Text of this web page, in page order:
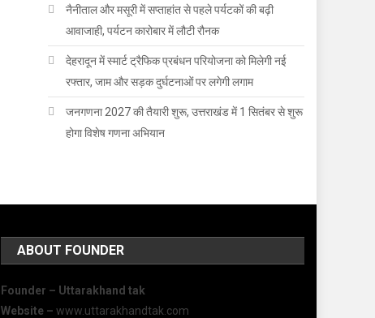
नैनीताल और मसूरी में सप्ताहांत से पहले पर्यटकों की बढ़ी
आवाजाही, पर्यटन कारोबार में लौटी रौनक
देहरादून में स्मार्ट ट्रैफिक प्रबंधन परियोजना को मिलेगी नई
रफ्तार, जाम और सड़क दुर्घटनाओं पर लगेगी लगाम
जनगणना 2027 की तैयारी शुरू, उत्तराखंड में 1 सितंबर से शुरू
होगा विशेष गणना अभियान
ABOUT FOUNDER
Founder – Uttarakhand tak
Website – www.uttarakhandtak.com